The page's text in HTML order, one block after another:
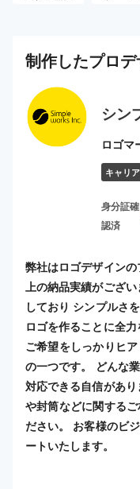
制作したプロ
シン
ロゴマ
キャリア
身分証確
認済
弊社はロゴデザイン
上の納品実績がござ
しており シンプルさ
ロゴを作ることに全
ご希望をしっかりヒ
の一つです。 どんな
対応できる自信があ
や封筒などに関する
ださい。 お客様のビ
ートいたします。